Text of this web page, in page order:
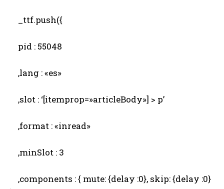
_ttf.push({
pid : 55048
,lang : «es»
,slot : ‘[itemprop=»articleBody»] > p’
,format : «inread»
,minSlot : 3
,components : { mute: {delay :0}, skip: {delay :0}